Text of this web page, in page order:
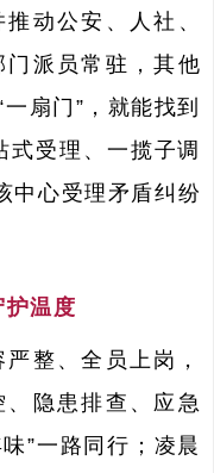
动公安、人社、
派员常驻，其他
扇门”，就能找到
式受理、一揽子调
中心受理矛盾纠纷
护温度
整、全员上岗，
隐患排查、应急
”一路同行；凌晨